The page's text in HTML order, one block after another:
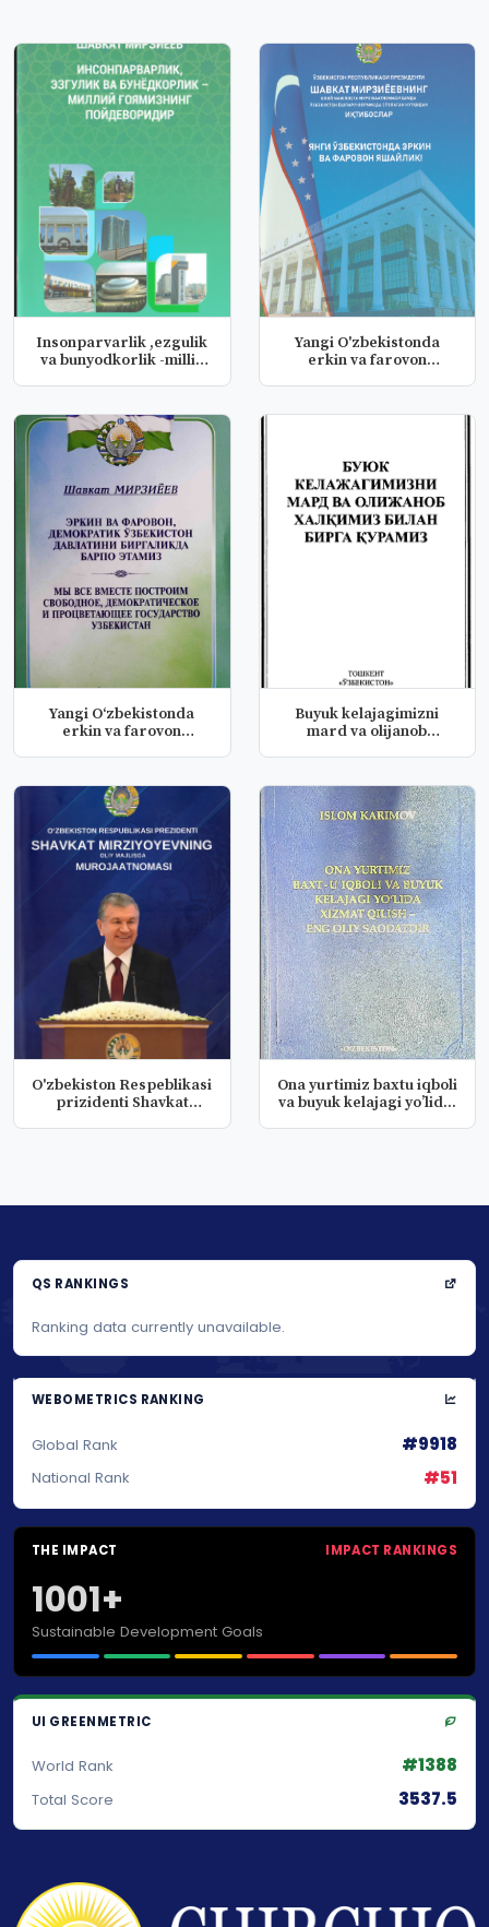
Insonparvarlik ,ezgulik
va bunyodkorlik -milliy
Yangi O'zbekistonda
erkin va farovon
Yangi Oʻzbekistonda
erkin va farovon
Buyuk kelajagimizni
mard va olijanob
O'zbekiston Respeblikasi
prizidenti Shavkat
Ona yurtimiz baxtu iqboli
va buyuk kelajagi yo’lid...
QS RANKINGS
Ranking data currently unavailable.
WEBOMETRICS RANKING
Global Rank #9918
National Rank #51
THE IMPACT IMPACT RANKINGS
1001+
Sustainable Development Goals
UI GREENMETRIC
World Rank #1388
Total Score 3537.5